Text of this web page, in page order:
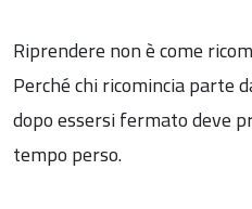
Riprendere non è come
Perché chi ricomincia parte
dopo essersi fermato deve
tempo perso.